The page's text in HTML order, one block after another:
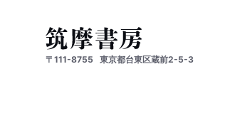
〒111-8755 東京都台東区蔵前2-5-3